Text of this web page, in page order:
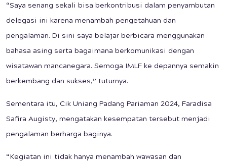
“Saya senang sekali bisa berkontribusi dalam penyambutan
delegasi ini karena menambah pengetahuan dan
pengalaman. Di sini saya belajar berbicara menggunakan
bahasa asing serta bagaimana berkomunikasi dengan
wisatawan mancanegara. Semoga IMLF ke depannya semakin
berkembang dan sukses,” tuturnya.
Sementara itu, Cik Uniang Padang Pariaman 2024, Faradisa
Safira Augisty, mengatakan kesempatan tersebut menjadi
pengalaman berharga baginya.
“Kegiatan ini tidak hanya menambah wawasan dan